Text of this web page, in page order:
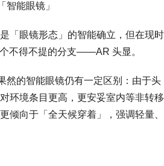
智能眼镜」
「眼镜形态」的智能确立，但在现时
不得不提的分支——AR 头显。
然的智能眼镜仍有一定区别：由于头
环境条目更高，更安妥室内等非转移
倾向于「全天候穿着」，强调轻量、